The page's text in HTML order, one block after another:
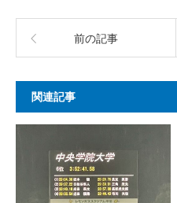
前の記事
関連記事